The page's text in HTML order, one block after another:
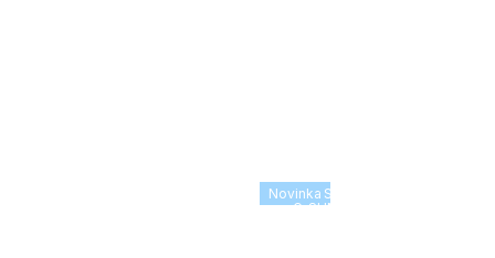
Novinka SUMMER SALE -35% ?